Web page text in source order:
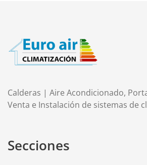
Calderas | Aire Acondicionado,
Venta e Instalación de sistemas de
Secciones